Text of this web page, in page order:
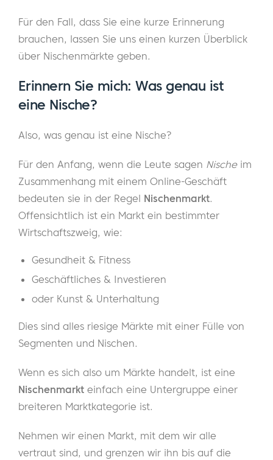
Für den Fall, dass Sie eine kurze Erinnerung
brauchen, lassen Sie uns einen kurzen Überblick
über Nischenmärkte geben.
Erinnern Sie mich: Was genau ist
eine Nische?
Also, was genau ist eine Nische?
Für den Anfang, wenn die Leute sagen Nischeim
Zusammenhang mit einem Online-Geschäft
bedeuten sie in der Regel Nischenmarkt.
Offensichtlich ist ein Markt ein bestimmter
Wirtschaftszweig, wie:
Gesundheit & Fitness
Geschäftliches & Investieren
oder Kunst & Unterhaltung
Dies sind alles riesige Märkte mit einer Fülle von
Segmenten und Nischen.
Wenn es sich also um Märkte handelt, ist eine
Nischenmarkt einfach eine Untergruppe einer
breiteren Marktkategorie ist.
Nehmen wir einen Markt, mit dem wir alle
vertraut sind, und grenzen wir ihn bis auf die